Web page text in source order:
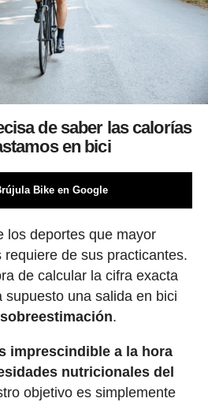
de saber las calorías
en bici
Bike en Google
los deportes que mayor
de sus practicantes.
de calcular la cifra exacta
supuesto una salida en bici
.
imprescindible a la hora
nutricionales del
objetivo es simplemente